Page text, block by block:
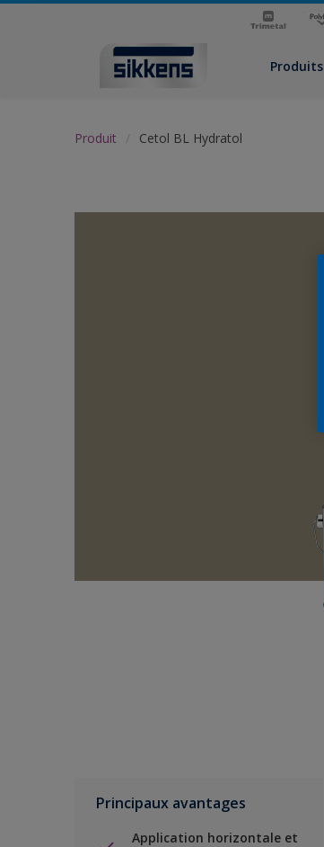
Produits
Produit Cetol BL Hydratol
Principaux avantages
Application horizontale et